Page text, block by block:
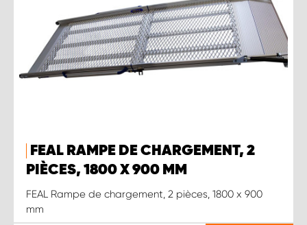
FEAL RAMPE DE CHARGEMENT, 2
PIÈCES, 1800 X 900 MM
FEAL Rampe de chargement, 2 pièces, 1800 x 900
mm